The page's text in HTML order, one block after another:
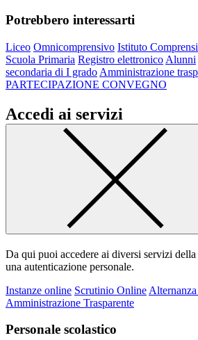
Potrebbero interessarti
Liceo Omnicomprensivo Istituto
Scuola Primaria Registro elettronico Alunni
secondaria di I grado Amministrazione
PARTECIPAZIONE CONVEGNO
Accedi ai servizi
Da qui puoi accedere ai diversi servizi
una autenticazione personale.
Instanze online Scrutinio Online
Amministrazione Trasparente
Personale scolastico